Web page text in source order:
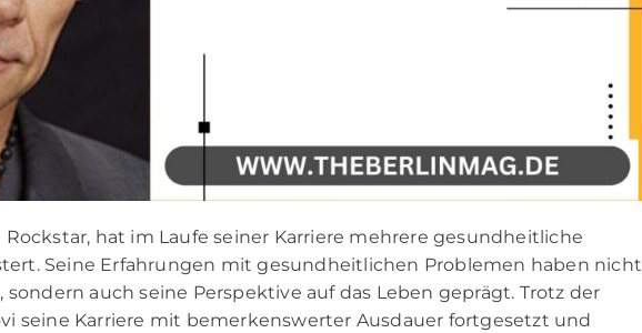
Rockstar, hat im Laufe seiner Karriere mehrere gesundheitliche
Seine Erfahrungen mit gesundheitlichen Problemen haben nicht
auch seine Perspektive auf das Leben geprägt. Trotz der
seine Karriere mit bemerkenswerter Ausdauer fortgesetzt und